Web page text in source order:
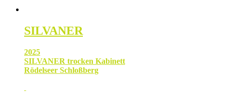
SILVANER
2025
SILVANER trocken Kabinett
Rödelseer Schloßberg